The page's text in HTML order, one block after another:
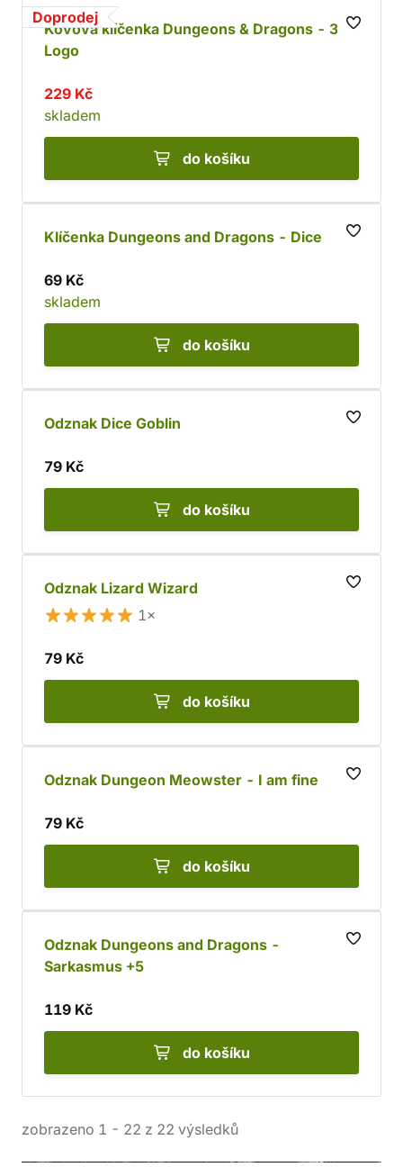
Doprodej
Kovová klíčenka Dungeons & Dragons - 3D
Logo
229 Kč
skladem
do košíku
Klíčenka Dungeons and Dragons - Dice
69 Kč
skladem
do košíku
Odznak Dice Goblin
79 Kč
do košíku
Odznak Lizard Wizard
1×
79 Kč
do košíku
Odznak Dungeon Meowster - I am fine
79 Kč
do košíku
Odznak Dungeons and Dragons -
Sarkasmus +5
119 Kč
do košíku
zobrazeno 1 - 22 z 22 výsledků